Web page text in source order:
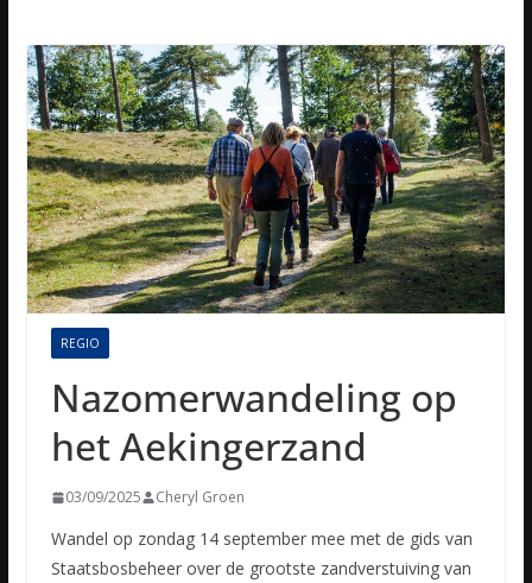
REGIO
Nazomerwandeling op
het Aekingerzand
03/09/2025 Cheryl Groen
Wandel op zondag 14 september mee met de gids van
Staatsbosbeheer over de grootste zandverstuiving van